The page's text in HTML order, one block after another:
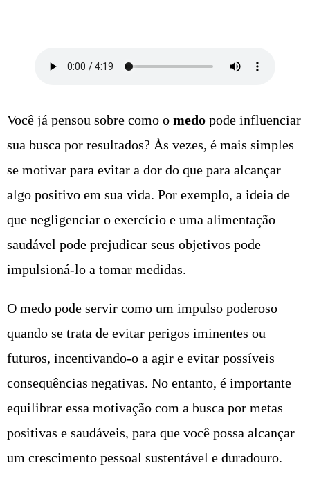
Você já pensou sobre como o medo pode influenciar
sua busca por resultados? Às vezes, é mais simples
se motivar para evitar a dor do que para alcançar
algo positivo em sua vida. Por exemplo, a ideia de
que negligenciar o exercício e uma alimentação
saudável pode prejudicar seus objetivos pode
impulsioná-lo a tomar medidas.
O medo pode servir como um impulso poderoso
quando se trata de evitar perigos iminentes ou
futuros, incentivando-o a agir e evitar possíveis
consequências negativas. No entanto, é importante
equilibrar essa motivação com a busca por metas
positivas e saudáveis, para que você possa alcançar
um crescimento pessoal sustentável e duradouro.